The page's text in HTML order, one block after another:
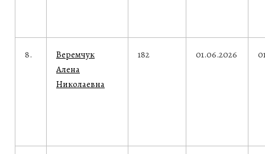
8.
Веремчук
Алена
Николаевна
182 01.06.2026